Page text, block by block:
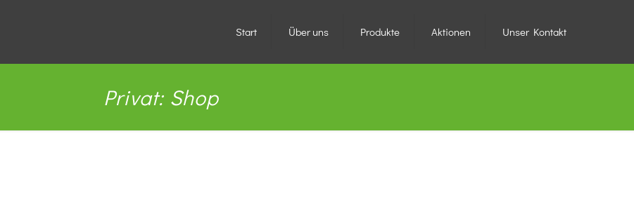
Start Über uns Produkte Aktionen Unser Kontakt
Privat: Shop